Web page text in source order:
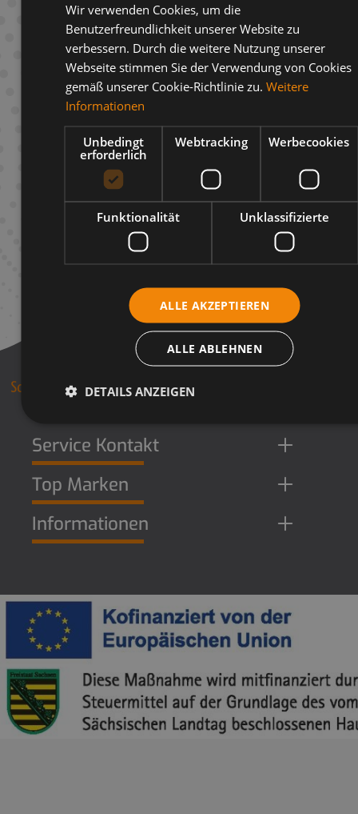
Beschreibung
Infos zum Hersteller
Service Kontakt
Top Marken
Informationen
Wir verwenden Cookies, um die
Benutzerfreundlichkeit unserer Website zu
verbessern. Durch die weitere Nutzung unserer
Webseite stimmen Sie der Verwendung von Cookies
gemäß unserer Cookie-Richtlinie zu. Weitere
Informationen
Unbedingt
erforderlich
Webtracking Werbecookies
Funktionalität Unklassifizierte
ALLE AKZEPTIEREN
ALLE ABLEHNEN
DETAILS ANZEIGEN